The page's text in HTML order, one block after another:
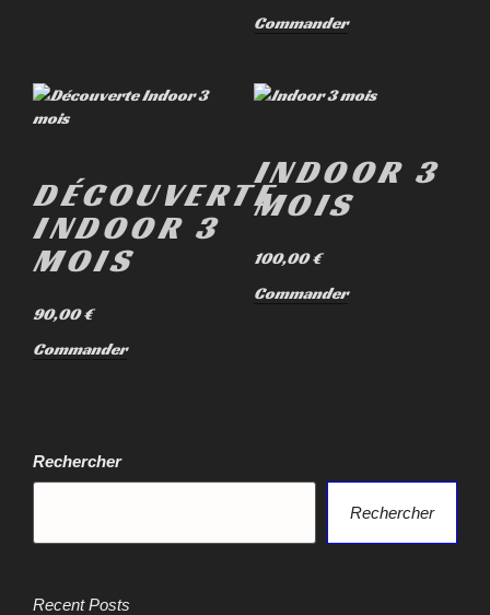
Commander
DÉCOUVERTE
INDOOR 3
MOIS
90,00€
Commander
INDOOR 3
MOIS
100,00€
Commander
Rechercher
Rechercher
Recent Posts